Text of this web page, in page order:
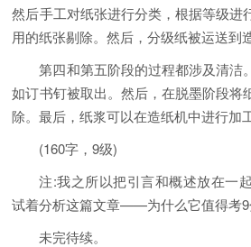
然后手工对纸张进行分类，根据等级进
用的纸张剔除。然后，分级纸被运送到
第四和第五阶段的过程都涉及清洁
如订书钉被取出。然后，在脱墨阶段将
除。最后，纸浆可以在造纸机中进行加
(160字，9级)
注:我之所以把引言和概述放在一
试着分析这篇文章——为什么它值得考
未完待续。